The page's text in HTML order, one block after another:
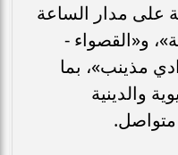
على مدار الساعة
و«القصواء -
مذينب»، بما
والدينية